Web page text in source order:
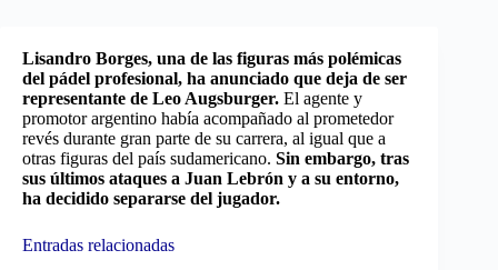
Lisandro Borges, una de las figuras más polémicas
del pádel profesional, ha anunciado que deja de ser
representante de Leo Augsburger. El agente y
promotor argentino había acompañado al prometedor
revés durante gran parte de su carrera, al igual que a
otras figuras del país sudamericano. Sin embargo, tras
sus últimos ataques a Juan Lebrón y a su entorno,
ha decidido separarse del jugador.
Entradas relacionadas